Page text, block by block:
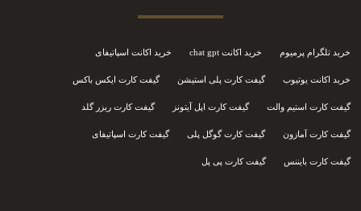
خرید تلگرام پرمیوم خرید اکانت chat gpt خرید اکانت اسپاتیفای
خرید اکانت یوتیوب گیفت کارت پلی استیشن گیفت کارت ایکس باکس
گیفت کارت استیم والت گیفت کارت اپل آیتونز گیفت کارت ریزر گلد
گیفت کارت آمازون گیفت کارت گوگل پلی گیفت کارت اسپاتیفای
گیفت کارت بایننس گیفت کارت پی پل